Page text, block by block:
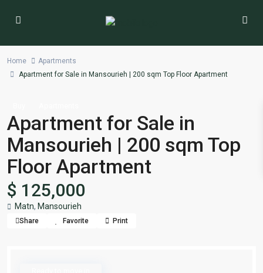
Home
Apartments
Apartment for Sale in Mansourieh | 200 sqm Top Floor Apartment
Apartment for Sale in
Mansourieh | 200 sqm Top
Floor Apartment
$ 125,000
Matn, Mansourieh
Share Favorite Print